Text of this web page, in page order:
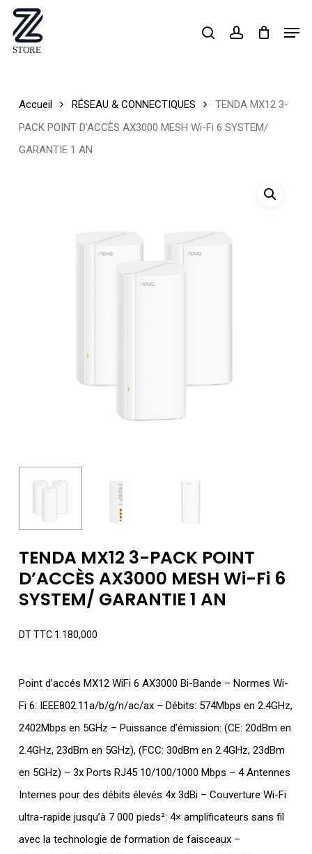
Skip
main
searchaccount
Accueil RÉSEAU & CONNECTIQUES
TENDA MX12 3-
PACK POINT D’ACCÈS AX3000 MESH Wi-Fi 6 SYSTEM/
GARANTIE 1 AN
TENDA MX12 3-PACK POINT
D’ACCÈS AX3000 MESH Wi-Fi 6
SYSTEM/ GARANTIE 1 AN
DT TTC1.180,000
Point d’accés MX12 WiFi 6 AX3000 Bi-Bande – Normes Wi-
Fi 6: IEEE802.11a/b/g/n/ac/ax – Débits: 574Mbps en 2.4GHz,
2402Mbps en 5GHz – Puissance d’émission: (CE: 20dBm en
2.4GHz, 23dBm en 5GHz), (FCC: 30dBm en 2.4GHz, 23dBm
en 5GHz) – 3x Ports RJ45 10/100/1000 Mbps – 4 Antennes
Internes pour des débits élevés 4x 3dBi – Couverture Wi-Fi
ultra-rapide jusqu’à 7 000 pieds²: 4× amplificateurs sans fil
avec la technologie de formation de faisceaux –